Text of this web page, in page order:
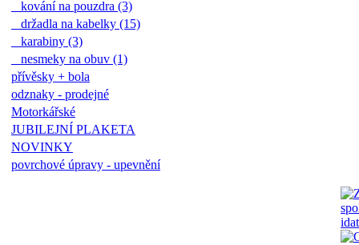
kování na pouzdra (3)
držadla na kabelky (15)
karabiny (3)
nesmeky na obuv (1)
přívěsky + bola
odznaky - prodejné
Motorkářské
JUBILEJNÍ PLAKETA
NOVINKY
povrchové úpravy - upevnění